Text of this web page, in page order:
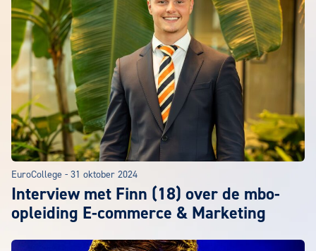
EuroCollege - 31 oktober 2024
Interview met Finn (18) over de mbo-
opleiding E-commerce & Marketing